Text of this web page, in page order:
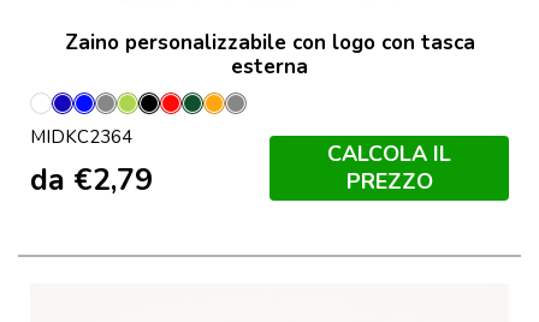
Zaino personalizzabile con logo con tasca
esterna
Bianco
BluBlu
Royal
Grigio
LimeNeroRosso
Verde
Arancio
Grigio
Pietra
MIDKC2364
da €2,79
CALCOLA IL
PREZZO